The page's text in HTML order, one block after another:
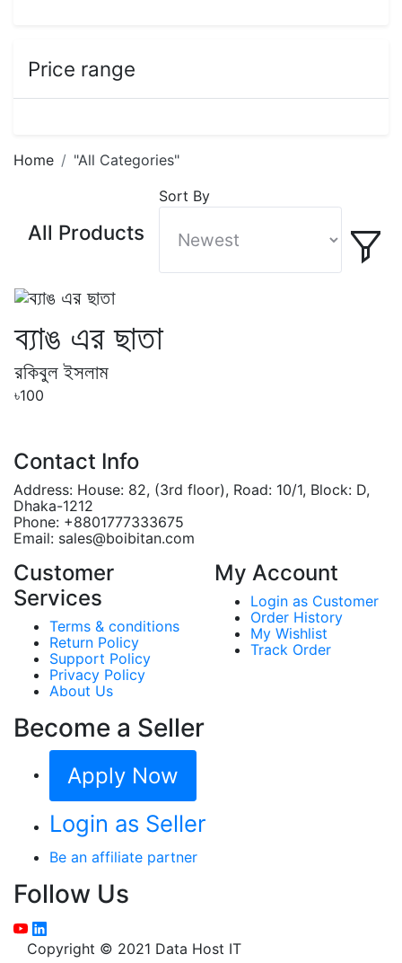
Price range
Home "All Categories"
All Products
Sort By
ব্যাঙ এর ছাতা
রকিবুল ইসলাম
৳100
Contact Info
Address: House: 82, (3rd floor), Road: 10/1, Block: D,
Dhaka-1212
Phone: +8801777333675
Email: sales@boibitan.com
Customer
Services
Terms & conditions
Return Policy
Support Policy
Privacy Policy
About Us
My Account
Login as Customer
Order History
My Wishlist
Track Order
Become a Seller
Apply Now
Login as Seller
Be an affiliate partner
Follow Us
Copyright © 2021 Data Host IT